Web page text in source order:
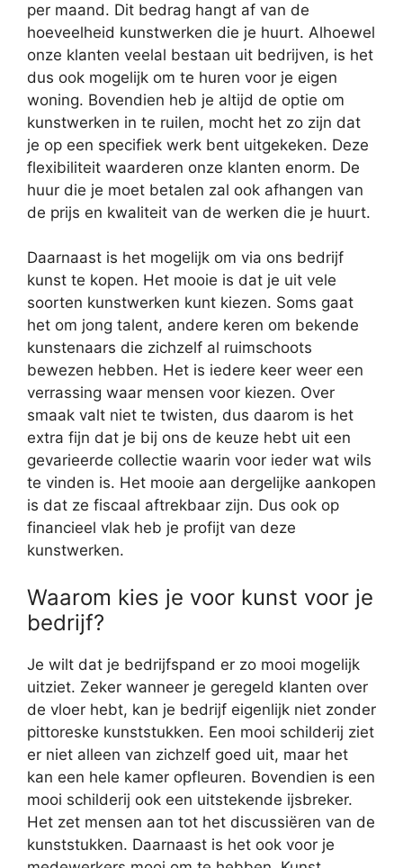
per maand. Dit bedrag hangt af van de
hoeveelheid kunstwerken die je huurt. Alhoewel
onze klanten veelal bestaan uit bedrijven, is het
dus ook mogelijk om te huren voor je eigen
woning. Bovendien heb je altijd de optie om
kunstwerken in te ruilen, mocht het zo zijn dat
je op een specifiek werk bent uitgekeken. Deze
flexibiliteit waarderen onze klanten enorm. De
huur die je moet betalen zal ook afhangen van
de prijs en kwaliteit van de werken die je huurt.
Daarnaast is het mogelijk om via ons bedrijf
kunst te kopen. Het mooie is dat je uit vele
soorten kunstwerken kunt kiezen. Soms gaat
het om jong talent, andere keren om bekende
kunstenaars die zichzelf al ruimschoots
bewezen hebben. Het is iedere keer weer een
verrassing waar mensen voor kiezen. Over
smaak valt niet te twisten, dus daarom is het
extra fijn dat je bij ons de keuze hebt uit een
gevarieerde collectie waarin voor ieder wat wils
te vinden is. Het mooie aan dergelijke aankopen
is dat ze fiscaal aftrekbaar zijn. Dus ook op
financieel vlak heb je profijt van deze
kunstwerken.
Waarom kies je voor kunst voor je
bedrijf?
Je wilt dat je bedrijfspand er zo mooi mogelijk
uitziet. Zeker wanneer je geregeld klanten over
de vloer hebt, kan je bedrijf eigenlijk niet zonder
pittoreske kunststukken. Een mooi schilderij ziet
er niet alleen van zichzelf goed uit, maar het
kan een hele kamer opfleuren. Bovendien is een
mooi schilderij ook een uitstekende ijsbreker.
Het zet mensen aan tot het discussiëren van de
kunststukken. Daarnaast is het ook voor je